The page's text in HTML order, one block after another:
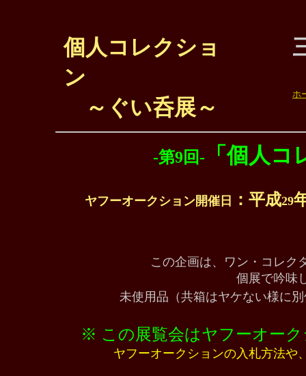
個人コレクショ
ン
～ぐい呑展～
ホ
-第9回- 「個人
ヤフーオークション開催日 ：平成29
この企画は、ワン・コレク
個展で吟味
未使用品（共箱はヤケない様に
※ この展覧会はヤフーオー
ヤフーオークションの入札方法や